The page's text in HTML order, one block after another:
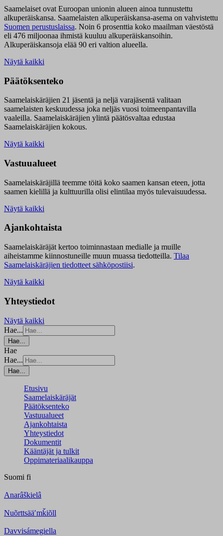
Saamelaiset ovat Euroopan unionin alueen ainoa tunnustettu
alkuperäiskansa. Saamelaisten alkuperäiskansa-asema on vahvistettu
Suomen perustuslaissa. Noin 6 prosenttia koko maailman väestöstä
eli 476 miljoonaa ihmistä kuuluu alkuperäiskansoihin.
Alkuperäiskansoja elää 90 eri valtion alueella.
Näytä kaikki
Päätöksenteko
Saamelaiskäräjien 21 jäsentä ja neljä varajäsentä valitaan
saamelaisten keskuudessa joka neljäs vuosi toimeenpantavilla
vaaleilla. Saamelaiskäräjien ylintä päätösvaltaa edustaa
Saamelaiskäräjien kokous.
Näytä kaikki
Vastuualueet
Saamelaiskäräjillä teemme töitä koko saamen kansan eteen, jotta
saamen kielillä ja kulttuurilla olisi elintilaa myös tulevaisuudessa.
Näytä kaikki
Ajankohtaista
Saamelaiskäräjät kertoo toiminnastaan medialle ja muille
aiheistamme kiinnostuneille muun muassa tiedotteilla. Tilaa
Saamelaiskäräjien tiedotteet sähköpostiisi.
Näytä kaikki
Yhteystiedot
Näytä kaikki
Hae...
Hae...
Hae
Hae...
Hae...
Etusivu
Saamelaiskäräjät
Päätöksenteko
Vastuualueet
Ajankohtaista
Yhteystiedot
Dokumentit
Kääntäjät ja tulkit
Oppimateriaalikauppa
Suomi fi
Anarâškielâ
Nuõrttsääʹmǩiõll
Davvisámegiella